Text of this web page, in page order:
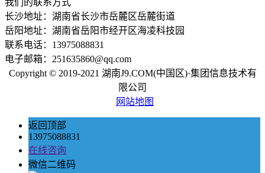
长沙地址：湖南省长沙市岳麓区岳麓街道
岳阳地址：湖南省岳阳市经开区海凌科技园
联系电话：13975088831
电子邮箱：251635860@qq.com
Copyright © 2019-2021 湖南J9.COM(中国区)·集团信息技术有
限公司
网站地图
返回顶部
13975088831
在线咨询
微信二维码